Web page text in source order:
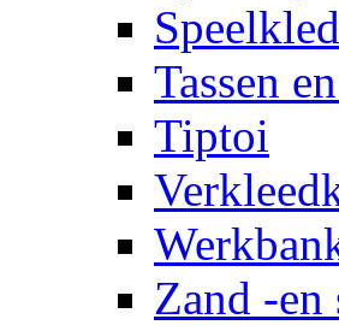
Tassen
Tiptoi
Zand -en